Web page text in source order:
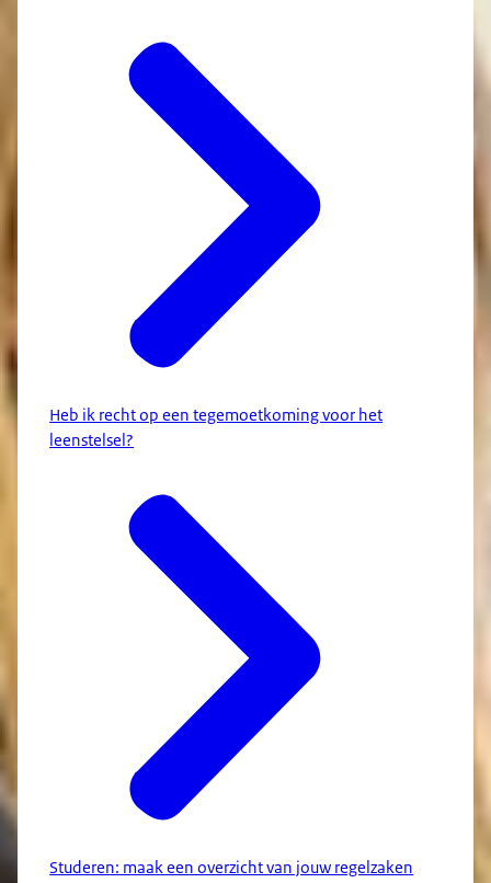
Heb ik recht op een tegemoetkoming voor het
leenstelsel?
Studeren: maak een overzicht van jouw regelzaken